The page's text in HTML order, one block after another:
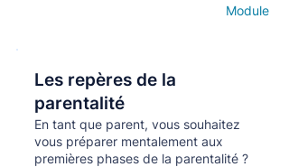
Module
Les repères de la
parentalité
En tant que parent, vous souhaitez
vous préparer mentalement aux
premières phases de la parentalité ?
Кнопка